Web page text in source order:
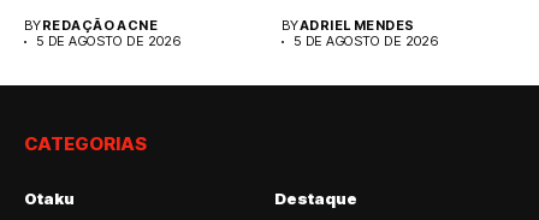
BYREDAÇÃO ACNE
5 DE AGOSTO DE 2026
BYADRIEL MENDES
5 DE AGOSTO DE 2026
CATEGORIAS
Otaku
Destaque